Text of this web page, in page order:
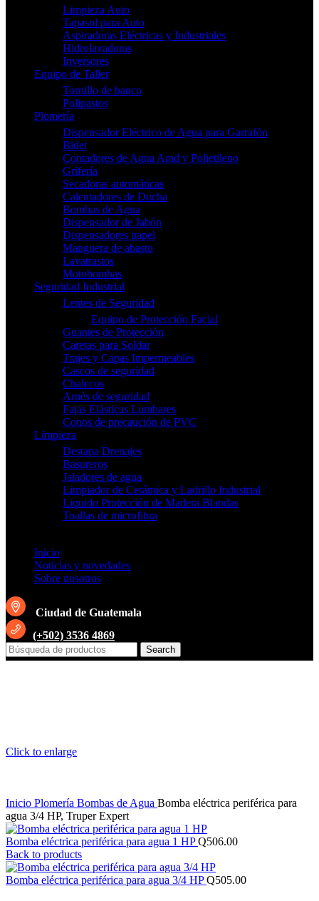
Limpieza Auto
Tapasol para Auto
Aspiradoras Eléctricas y Industriales
Hidrolavadoras
Inversores
Equipo de Taller
Tornillo de banco
Polipastos
Plomería
Dispensador Eléctrico de Agua para Garrafón
Bidet
Contadores de Agua Arad y Polietileno
Grifería
Secadoras automáticas
Calentadores de Ducha
Bombas de Agua
Dispensador de Jabón
Dispensadores papel
Manguera de abasto
Lavatrastos
Motobombas
Seguridad Industrial
Lentes de Seguridad
Equipo de Protección Facial
Guantes de Protección
Caretas para Soldar
Trajes y Capas Impermeables
Cascos de seguridad
Chalecos
Arnés de seguridad
Fajas Elásticas Lumbares
Conos de precaución de PVC
Limpieza
Destapa Drenajes
Basureros
Jaladores de agua
Limpiador de Cerámica y Ladrillo Industrial
Liquido Protección de Madera Blandas
Toallas de microfibra
Inicio
Noticias y novedades
Sobre nosotros
Ciudad de Guatemala
(+502) 3536 4869
Search
Click to enlarge
Inicio Plomería Bombas de Agua Bomba eléctrica periférica para
agua 3/4 HP, Truper Expert
Bomba eléctrica periférica para agua 1 HPQ506.00
Back to products
Bomba eléctrica periférica para agua 3/4 HPQ505.00